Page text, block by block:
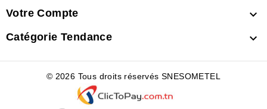
Votre Compte 
Catégorie Tendance 
© 2026 Tous droits réservés SNESOMETEL